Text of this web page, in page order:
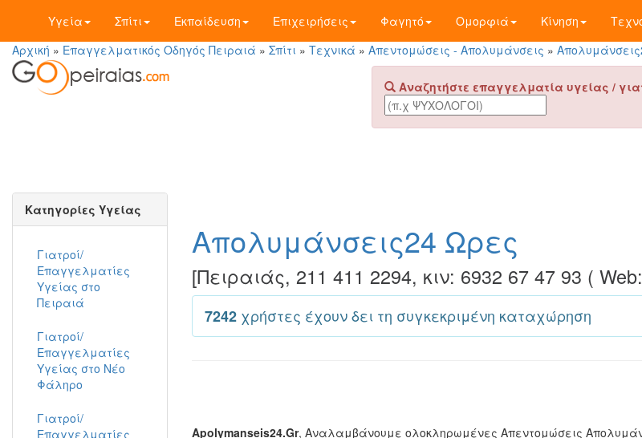
Υγεία Σπίτι Εκπαίδευση Επιχειρήσεις Φαγητό Ομορφιά Κίνηση
Αρχική » Επαγγελματικός Οδηγός Πειραιά » Σπίτι » Τεχνικά » Απεντομώσεις - Απολυμάνσεις »
Αναζητήστε επαγγελματία υγείας /
Απολυμάνσεις24 Ωρες
[Πειραιάς, 211 411 2294, κιν: 6932 67 47 93 ( Web:
7242 χρήστες έχουν δει τη συγκεκριμένη καταχώρηση
Apolymanseis24.Gr, Αναλαμβάνουμε ολοκληρωμένες Απεντομώσεις
Κατηγορίες Υγείας
Γιατροί/
Επαγγελματίες
Υγείας στο
Πειραιά
Γιατροί/
Επαγγελματίες
Υγείας στο Νέο
Φάληρο
Γιατροί/
Επαγγελματίες